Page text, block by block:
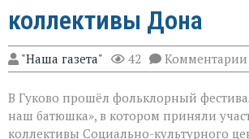
коллективы Дона
"Наша газета" 42 Комментарии
В Гуково прошёл фольклорный
наш батюшка», в котором приняли
коллективы Социально-культурного